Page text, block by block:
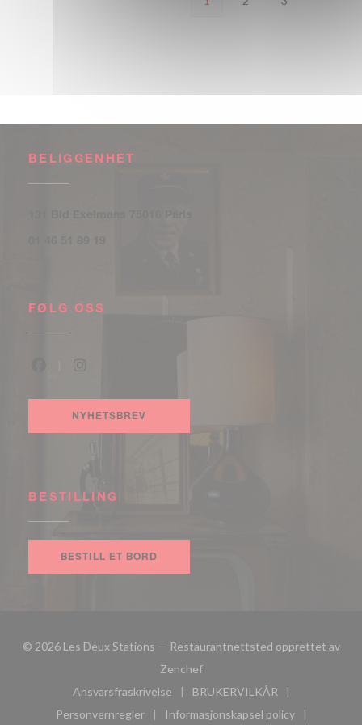
BELIGGENHET
FØLG OSS
NYHETSBREV
BESTILLING
BESTILL ET BORD
© 2026 Les Deux Stations — Restaurantnettsted opprettet av
Zenchef((åpner i et nytt vindu))
Ansvarsfraskrivelse
((åpner i et nytt vindu))
BRUKERVILKÅR
((åpner i et nytt vindu))
Personvernregler
Informasjonskapsel policy